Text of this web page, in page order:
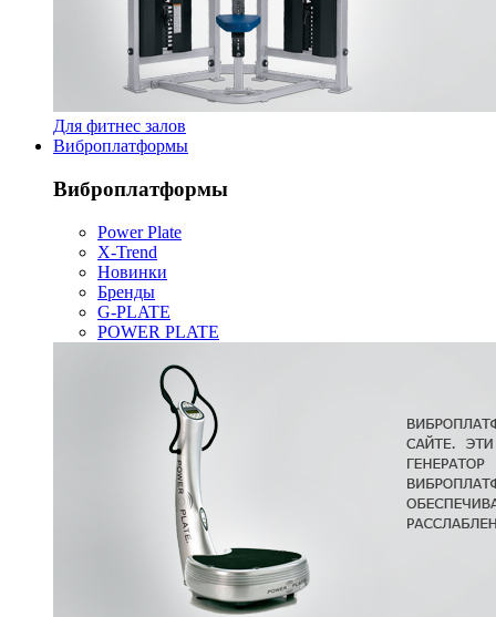
Для фитнес залов
Виброплатформы
Виброплатформы
Power Plate
X-Trend
Новинки
Бренды
G-PLATE
POWER PLATE